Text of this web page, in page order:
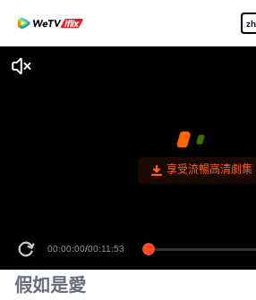
享受流暢高清劇集
00:00:00/00:11:53
假如是愛